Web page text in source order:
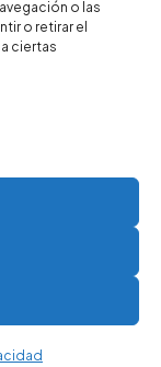
o las
o retirar el
ciertas
30 h.
Estudio Digital